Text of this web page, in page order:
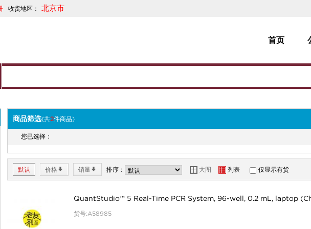
收货地区： 北京市
首页
商品筛选(共2件商品)
您已选择：
默认 价格* 销量* 排序： Y 大图 Z 列表 仅显示有货
QuantStudio™ 5 Real-Time PCR System, 96-well, 0.2 mL, laptop
货号:A58985